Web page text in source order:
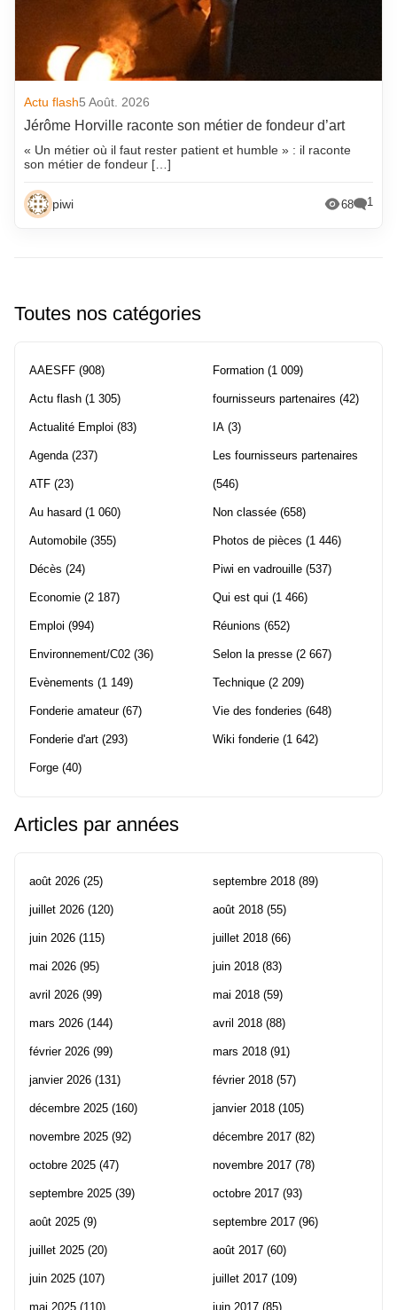
Actu flash5 Août. 2026
Jérôme Horville raconte son métier de fondeur d’art
« Un métier où il faut rester patient et humble » : il raconte
son métier de fondeur […]
piwi 68 1
Toutes nos catégories
AAESFF (908)
Actu flash (1 305)
Actualité Emploi (83)
Agenda(237)
ATF (23)
Au hasard (1 060)
Automobile (355)
Décès (24)
Economie (2 187)
Emploi (994)
Environnement/C02 (36)
Evènements (1 149)
Fonderie amateur(67)
Fonderie d'art (293)
Forge (40)
Formation (1 009)
fournisseurs partenaires (42)
IA (3)
Les fournisseurs partenaires
(546)
Non classée (658)
Photos de pièces (1 446)
Piwi en vadrouille (537)
Qui est qui (1 466)
Réunions (652)
Selon la presse (2 667)
Technique (2 209)
Vie des fonderies (648)
Wiki fonderie (1 642)
Articles par années
août 2026 (25)
juillet 2026 (120)
juin 2026 (115)
mai 2026 (95)
avril 2026 (99)
mars 2026 (144)
février 2026 (99)
janvier 2026 (131)
décembre 2025 (160)
novembre 2025 (92)
octobre 2025 (47)
septembre 2025 (39)
août 2025 (9)
juillet 2025 (20)
juin 2025 (107)
mai 2025 (110)
septembre 2018 (89)
août 2018 (55)
juillet 2018 (66)
juin 2018 (83)
mai 2018 (59)
avril 2018 (88)
mars 2018 (91)
février 2018 (57)
janvier 2018 (105)
décembre 2017 (82)
novembre 2017 (78)
octobre 2017 (93)
septembre 2017 (96)
août 2017 (60)
juillet 2017 (109)
juin 2017 (85)